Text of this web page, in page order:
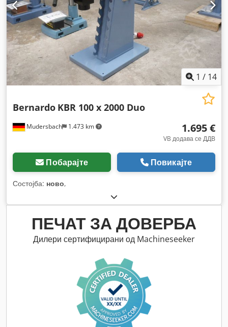
1 / 14
Mudersbach 1.473 km
Bernardo KBR 100 x 2000 Duo
1.695 €
VB додава се ДДВ
Побарајте Повикајте
Состојба: ново,
ПЕЧАТ ЗА ДОВЕРБА
Дилери сертифицирани од Machineseeker